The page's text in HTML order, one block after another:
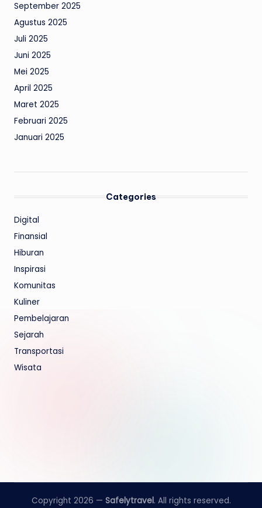
September 2025
Agustus 2025
Juli 2025
Juni 2025
Mei 2025
April 2025
Maret 2025
Februari 2025
Januari 2025
Categories
Digital
Finansial
Hiburan
Inspirasi
Komunitas
Kuliner
Pembelajaran
Sejarah
Transportasi
Wisata
Copyright 2026 — Safelytravel. All rights reserved.